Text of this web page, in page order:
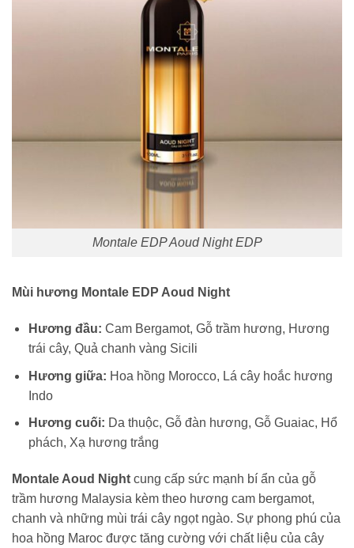
Montale EDP Aoud Night EDP
Mùi hương Montale EDP Aoud Night
Hương đầu: Cam Bergamot, Gỗ trầm hương, Hương
trái cây, Quả chanh vàng Sicili
Hương giữa: Hoa hồng Morocco, Lá cây hoắc hương
Indo
Hương cuối: Da thuộc, Gỗ đàn hương, Gỗ Guaiac, Hổ
phách, Xạ hương trắng
Montale Aoud Night cung cấp sức mạnh bí ẩn của gỗ
trầm hương Malaysia kèm theo hương cam bergamot,
chanh và những mùi trái cây ngọt ngào. Sự phong phú của
hoa hồng Maroc được tăng cường với chất liệu của cây